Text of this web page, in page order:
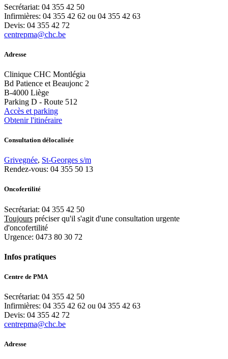
Secrétariat: 04 355 42 50
Infirmières: 04 355 42 62 ou 04 355 42 63
Devis: 04 355 42 72
centrepma@chc.be
Adresse
Clinique CHC Montlégia
Bd Patience et Beaujonc 2
B-4000 Liège
Parking D - Route 512
Accès et parking
Obtenir l'itinéraire
Consultation délocalisée
Grivegnée, St-Georges s/m
Rendez-vous: 04 355 50 13
Oncofertilité
Secrétariat: 04 355 42 50
Toujours préciser qu'il s'agit d'une consultation urgente
d'oncofertilité
Urgence: 0473 80 30 72
Infos pratiques
Centre de PMA
Secrétariat: 04 355 42 50
Infirmières: 04 355 42 62 ou 04 355 42 63
Devis: 04 355 42 72
centrepma@chc.be
Adresse